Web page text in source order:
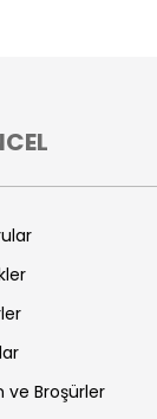
ve Broşürler